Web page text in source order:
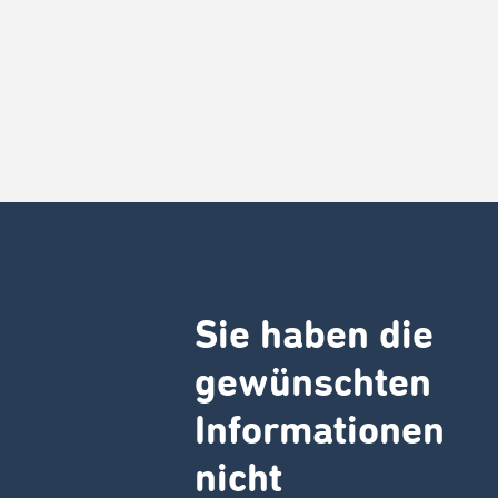
Sie haben die
gewünschten
Informationen
nicht